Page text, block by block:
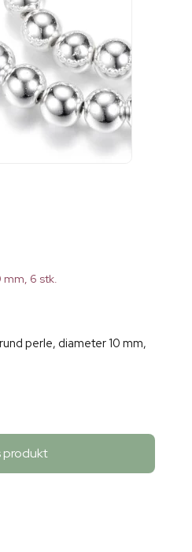
mm, 6 stk.
perle, diameter 10 mm,
produkt